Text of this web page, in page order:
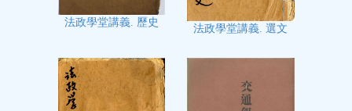
法政學堂講義. 歷史
法政學堂講義. 選文